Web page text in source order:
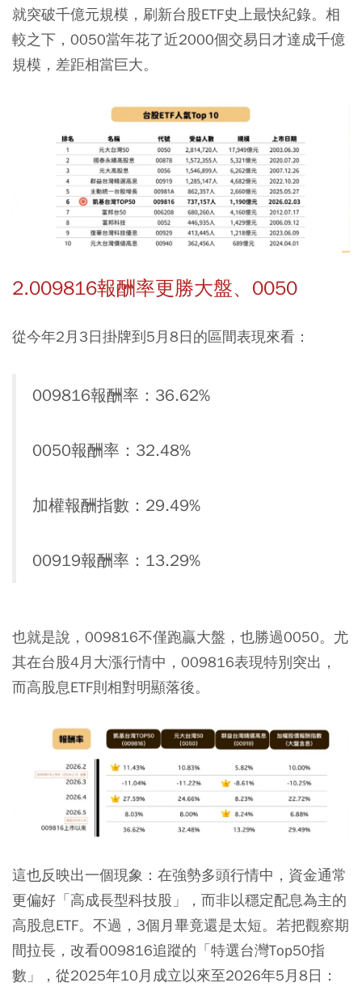
就突破千億元規模，刷新台股ETF史上最快紀錄。相
較之下，0050當年花了近2000個交易日才達成千億
規模，差距相當巨大。
2.009816報酬率更勝大盤、0050
從今年2月3日掛牌到5月8日的區間表現來看：
009816報酬率：36.62%
0050報酬率：32.48%
加權報酬指數：29.49%
00919報酬率：13.29%
也就是說，009816不僅跑贏大盤，也勝過0050。尤
其在台股4月大漲行情中，009816表現特別突出，
而高股息ETF則相對明顯落後。
這也反映出一個現象：在強勢多頭行情中，資金通常
更偏好「高成長型科技股」，而非以穩定配息為主的
高股息ETF。不過，3個月畢竟還是太短。若把觀察期
間拉長，改看009816追蹤的「特選台灣Top50指
數」，從2025年10月成立以來至2026年5月8日：